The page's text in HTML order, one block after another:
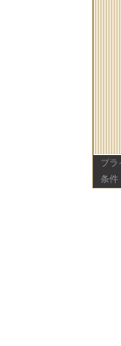
プラ
条件